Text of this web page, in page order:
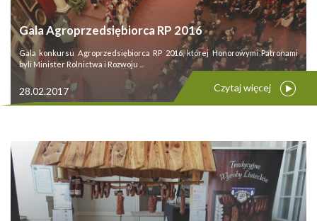
Gala Agroprzedsiębiorca RP 2016
Gala konkursu Agroprzedsiębiorca RP 2016, której Honorowymi Patronami
byli Minister Rolnictwa i Rozwoju ...
28.02.2017 Czytaj więcej